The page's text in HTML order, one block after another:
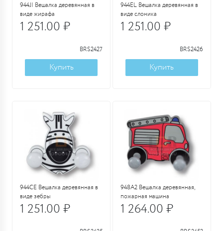
944JI Вешалка деревянная в
виде жирафа
1 251.00 ₽
BRS2427
Купить
944EL Вешалка деревянная в
виде слоника
1 251.00 ₽
BRS2426
Купить
944CE Вешалка деревянная в
виде зебры
1 251.00 ₽
948A2 Вешалка деревянная,
пожарная машина
1 264.00 ₽